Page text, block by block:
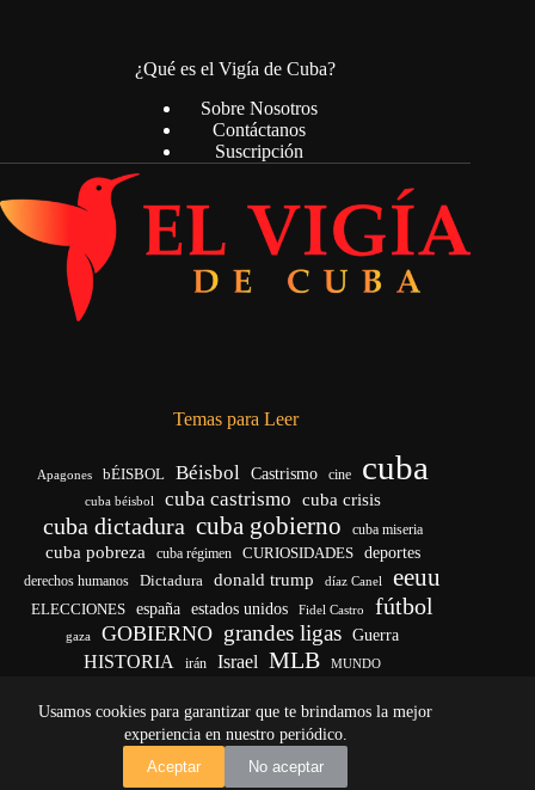
Usamos cookies para garantizar que te brindamos la mejor
experiencia en nuestro periódico.
Aceptar
No aceptar
¿Qué es el Vigía de Cuba?
Sobre Nosotros
Contáctanos
Suscripción
Temas para Leer
Apagones bÉISBOL Béisbol Castrismo cine cuba
cuba béisbol cuba castrismo cuba crisis
cuba dictadura cuba gobierno cuba miseria
cuba pobreza cuba régimen CURIOSIDADES deportes
derechos humanos Dictadura donald trump díaz Canel eeuu
ELECCIONES españa estados unidos Fidel Castro fútbol
gaza GOBIERNO grandes ligas Guerra
HISTORIA irán Israel MLB MUNDO
Rusia
régimen cubano Trump Ucrania venezuela vida yankees
Copyright © 2026 - El Vigía de Cuba
Desarrollo, mantenimiento web y SEO por